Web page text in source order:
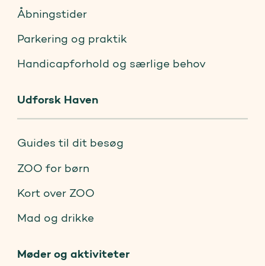
Åbningstider
Parkering og praktik
Handicapforhold og særlige behov
Udforsk Haven
Guides til dit besøg
ZOO for børn
Kort over ZOO
Mad og drikke
Møder og aktiviteter